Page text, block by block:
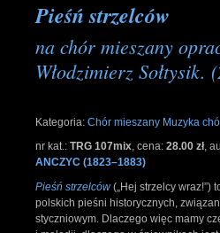
Pieśń strzelców
na chór mieszany
Włodzimierz Sołtysik.
Kategoria: Chór mieszany Muzyka
nr kat.: TRG 107mix, cena: 28.00 zł,
ANCZYC (1823–1883)
Pieśń strzelców(„Hej strzelcy wraz!”)
polskich pieśni historycznych,
styczniowym. Dlaczego więc mamy